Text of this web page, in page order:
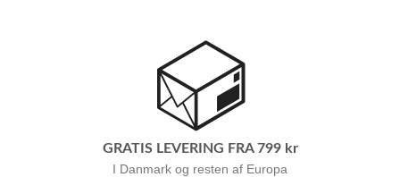
GRATIS LEVERING FRA 799 kr
I Danmark og resten af Europa